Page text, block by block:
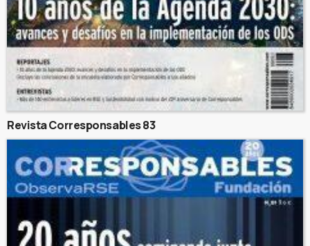
Revista Corresponsables 83